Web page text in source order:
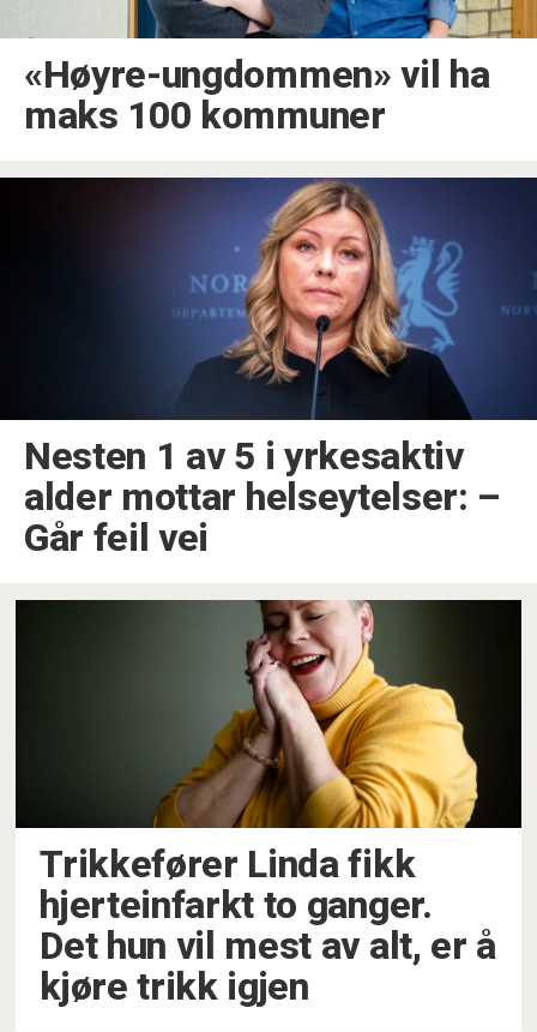
«Høyre-ungdommen» vil ha
maks 100 kommuner
Nesten 1 av 5 i yrkesaktiv
alder mottar helseytelser: –
Går feil vei
Trikkefører Linda fikk
hjerteinfarkt to ganger.
Det hun vil mest av alt, er å
kjøre trikk igjen